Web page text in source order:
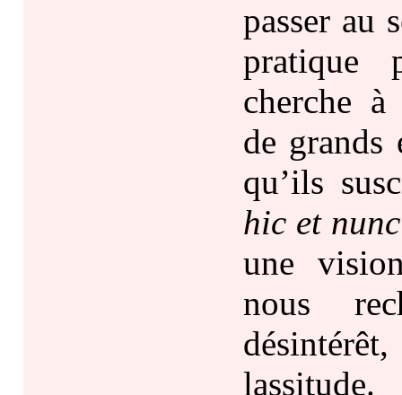
passer au
pratique
cherche à
de grands
qu’ils
hic et nunc
une
nous
lassitude.